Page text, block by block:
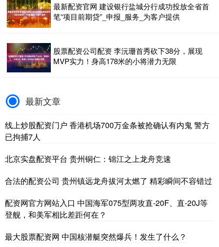
最新配资官网 建设银行盐城分行成功投放全省首
笔“项目前期贷”_申报_服务_为客户提供
股票配资公司配资 李沅珊首秀砍下38分，展现
MVP实力！身高178米的小将潜力无限
最新文章
线上炒股配资门户 香港机场700万金条被抢确认有内鬼 警方
已拘捕7人
北京实盘配资平台 贵州铜仁：锦江之上龙舟竞速
合法的配资公司 贵州镇远龙舟拔河太燃了 精彩瞬间不容错过
配资网官方网站入口 中国海军075型两攻直-20F、直-20J等
登舰，和美军相比差距何在？
最大股票配资网 中国核潜艇突然爆兵！发生了什么？